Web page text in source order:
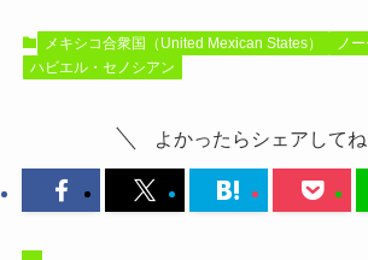
メキシコ合衆国（United Mexican States）
ノ
ハビエル・セノシアン
よかったらシェアしてね